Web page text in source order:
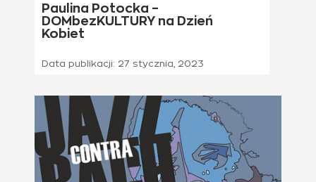
Paulina Potocka –
DOMbezKULTURY na Dzień
Kobiet
Data publikacji: 27 stycznia, 2023